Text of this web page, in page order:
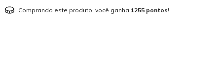
Comprando este produto, você ganha 1255 pontos!